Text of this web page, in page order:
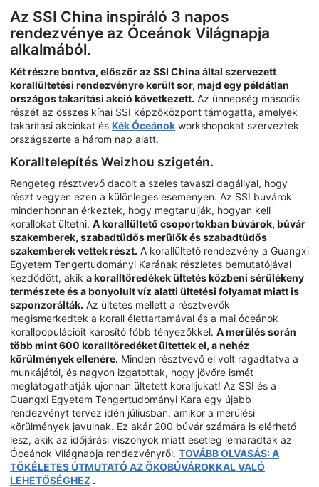
Az SSI China inspiráló 3 napos
rendezvénye az Óceánok Világnapja
alkalmából.
Két részre bontva, először az SSI China által szervezett
korallültetési rendezvényre került sor, majd egy példátlan
országos takarítási akció következett. Az ünnepség második
részét az összes kínai SSI képzőközpont támogatta, amelyek
takarítási akciókat és Kék Óceánok workshopokat szerveztek
országszerte a három nap alatt.
Koralltelepítés Weizhou szigetén.
Rengeteg résztvevő dacolt a szeles tavaszi dagállyal, hogy
részt vegyen ezen a különleges eseményen. Az SSI búvárok
mindenhonnan érkeztek, hogy megtanulják, hogyan kell
korallokat ültetni. A korallültető csoportokban búvárok, búvár
szakemberek, szabadtüdős merülők és szabadtüdős
szakemberek vettek részt. A korallültető rendezvény a Guangxi
Egyetem Tengertudományi Karának részletes bemutatójával
kezdődött, akik a koralltöredékek ültetés közbeni sérülékeny
természete és a bonyolult víz alatti ültetési folyamat miatt is
szponzorálták. Az ültetés mellett a résztvevők
megismerkedtek a korall élettartamával és a mai óceánok
korallpopulációit károsító főbb tényezőkkel. A merülés során
több mint 600 koralltöredéket ültettek el, a nehéz
körülmények ellenére. Minden résztvevő el volt ragadtatva a
munkájától, és nagyon izgatottak, hogy jövőre ismét
meglátogathatják újonnan ültetett koralljukat! Az SSI és a
Guangxi Egyetem Tengertudományi Kara egy újabb
rendezvényt tervez idén júliusban, amikor a merülési
körülmények javulnak. Ez akár 200 búvár számára is elérhető
lesz, akik az időjárási viszonyok miatt esetleg lemaradtak az
Óceánok Világnapja rendezvényről. TOVÁBB OLVASÁS: A
TÖKÉLETES ÚTMUTATÓ AZ ÖKOBÚVÁROKKAL VALÓ
LEHETŐSÉGHEZ .